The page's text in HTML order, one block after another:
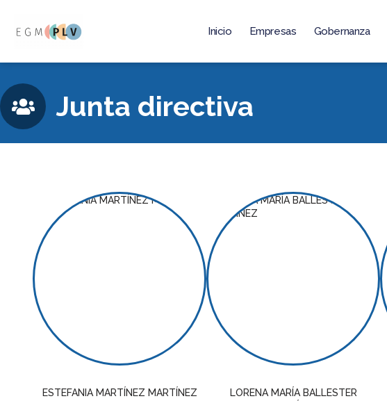
Saltar
contenido
Inicio Empresas Gobernanza
Junta directiva
ESTEFANIA MARTÍNEZ MARTÍNEZ
LORENA MARÍA BALLESTER